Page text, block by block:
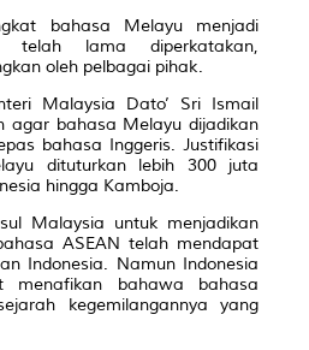
bahasa Melayu menjadi
telah lama diperkatakan,
oleh pelbagai pihak.
Malaysia Dato’ Sri Ismail
agar bahasa Melayu dijadikan
bahasa Inggeris. Justifikasi
dituturkan lebih 300 juta
hingga Kamboja.
Malaysia untuk menjadikan
ASEAN telah mendapat
Indonesia. Namun Indonesia
bahawa bahasa
kegemilangannya yang